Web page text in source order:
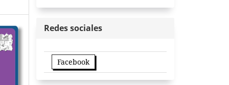
Redes sociales
Facebook